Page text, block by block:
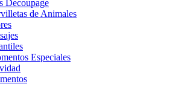
Decoupage
de Animales
Especiales